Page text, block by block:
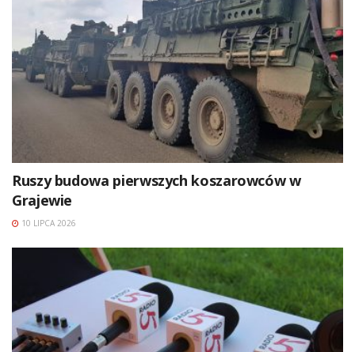
Ruszy budowa pierwszych koszarowców w
Grajewie
10 LIPCA 2026